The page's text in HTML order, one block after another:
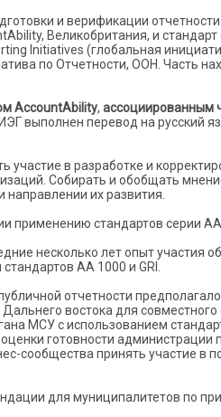
и верификации
Великобритания, и стандарт
Initiatives (глобальная
по Отчетности, ООН. Часть
AccountAbility, ассоциированным
. ИЭГ выполнен перевод на русский
участие в разработке и
Собирать и обобщать
их развития.
применению стандартов серии АА
несколько лет опыт участия
АА 1000 и GRI.
отчетности
востока для совместного
МСУ с использованием
готовности администрации
сообщества принять участие в
для муниципалитетов по